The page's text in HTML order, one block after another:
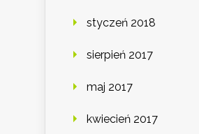
styczeń 2018
sierpień 2017
maj 2017
kwiecień 2017